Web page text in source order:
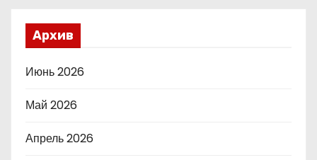
Архив
Июнь 2026
Май 2026
Апрель 2026